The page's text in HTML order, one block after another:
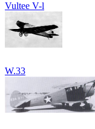
Vultee V-l
W.33